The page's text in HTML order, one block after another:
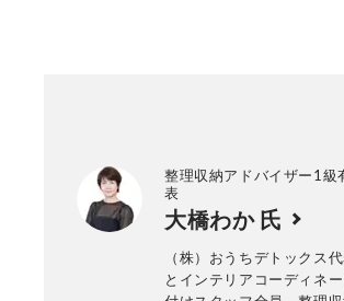
整理収納アドバイザー1級
表
大橋わか 氏
（株）おうちデトックス
とインテリアコーディネ